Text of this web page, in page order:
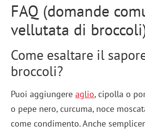
FAQ (domande
vellutata di
Come esaltare il
broccoli?
Puoi aggiungereaglio, cipolla o
o pepe nero, curcuma, noce
come condimento. Anche